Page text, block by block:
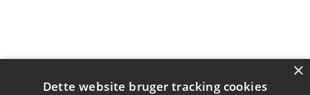
×
Dette website bruger tracking cookies